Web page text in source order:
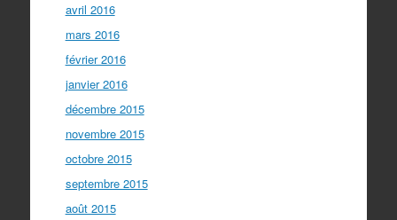
avril 2016
mars 2016
février 2016
janvier 2016
décembre 2015
novembre 2015
octobre 2015
septembre 2015
août 2015